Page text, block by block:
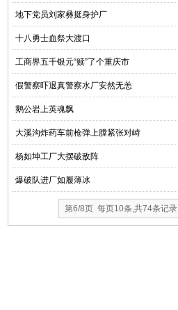
地下党员刘家彝挺身护厂
十八勇士血祭大渡口
工商界五千银元“赎”了个重庆市
假警察吓退真警察水厂安然无恙
鹅公岩上英魂飘
大溪沟炸药车前枪弹上膛紧张对峙
杨如坤工厂大摆破敌阵
爆破队进厂如履薄冰
第6/8页 每页10条,共74条记录